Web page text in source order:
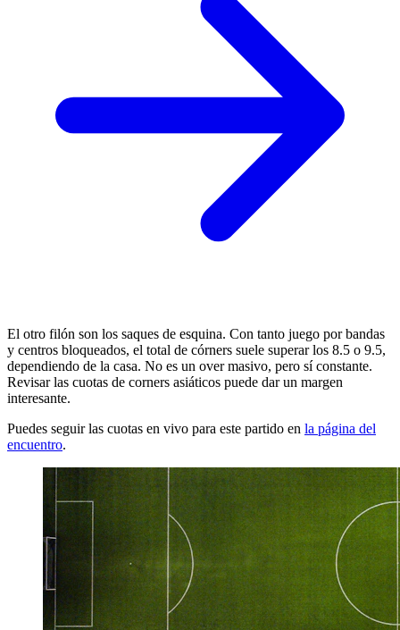
El otro filón son los saques de esquina. Con tanto juego por bandas
y centros bloqueados, el total de córners suele superar los 8.5 o 9.5,
dependiendo de la casa. No es un over masivo, pero sí constante.
Revisar las cuotas de corners asiáticos puede dar un margen
interesante.
Puedes seguir las cuotas en vivo para este partido en la página del
encuentro.